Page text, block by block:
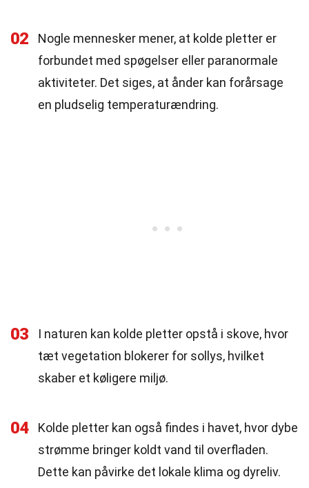
02
Nogle mennesker mener, at kolde pletter er
forbundet med spøgelser eller paranormale
aktiviteter. Det siges, at ånder kan forårsage
en pludselig temperaturændring.
03
I naturen kan kolde pletter opstå i skove, hvor
tæt vegetation blokerer for sollys, hvilket
skaber et køligere miljø.
04
Kolde pletter kan også findes i havet, hvor dybe
strømme bringer koldt vand til overfladen.
Dette kan påvirke det lokale klima og dyreliv.